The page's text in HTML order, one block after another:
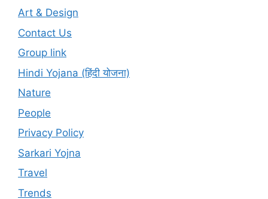
Art & Design
Contact Us
Group link
Hindi Yojana (हिंदी योजना)
Nature
People
Privacy Policy
Sarkari Yojna
Travel
Trends